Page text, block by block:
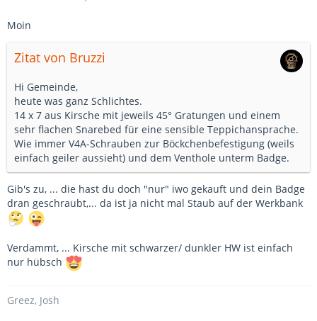
Moin
Zitat von Bruzzi
Hi Gemeinde,
heute was ganz Schlichtes.
14 x 7 aus Kirsche mit jeweils 45° Gratungen und einem
sehr flachen Snarebed für eine sensible Teppichansprache.
Wie immer V4A-Schrauben zur Böckchenbefestigung (weils
einfach geiler aussieht) und dem Venthole unterm Badge.
Gib's zu, ... die hast du doch "nur" iwo gekauft und dein Badge
dran geschraubt,... da ist ja nicht mal Staub auf der Werkbank
Verdammt, ... Kirsche mit schwarzer/ dunkler HW ist einfach
nur hübsch
Greez, Josh